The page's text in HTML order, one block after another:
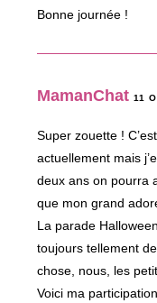
Bonne journée !
MamanChat 11
Super zouette !
actuellement mais
deux ans on pourra
que mon grand
La parade
toujours tellement
chose, nous, les
Voici ma